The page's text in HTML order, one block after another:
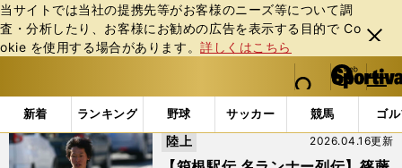
当サイトでは当社の提携先等がお客様のニーズ等について調
査・分析したり、お客様にお勧めの広告を表⽰する⽬的で Co
okie を使⽤する場合があります。詳しくはこちら
閉じ
る
web Sportiva (webスポルティーバ)
検索
マイペ
ー
ジ
メニュ
新着 ランキング 野球 サッカー 競馬 ゴ
b
ス
ポ
ル
「#３区」の最新ニュース・ 情報
2026.04.16更新
陸上